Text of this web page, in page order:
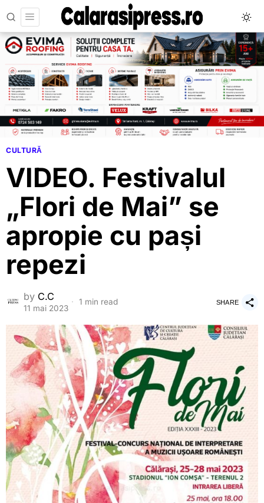
CULTURĂ
VIDEO. Festivalul
„Flori de Mai” se
apropie cu pași
repezi
by C.C
11 mai 2023
1 min read SHARE